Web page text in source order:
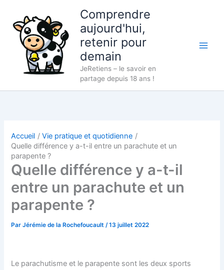
contenu
Comprendre
aujourd'hui,
retenir pour
demain
JeRetiens – le savoir en
partage depuis 18 ans !
Accueil
Vie pratique et quotidienne
Quelle différence y a-t-il entre un parachute et un
parapente ?
Quelle différence y a-t-il
entre un parachute et un
parapente ?
ParJérémie de la Rochefoucault/13 juillet 2022
Le parachutisme et le parapente sont les deux sports